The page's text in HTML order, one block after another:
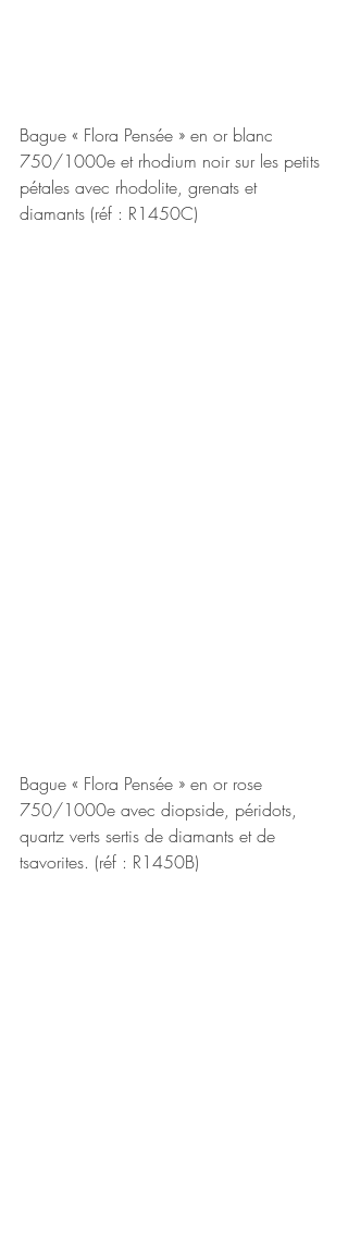
Bague « Flora Pensée » en or blanc
750/1000e et rhodium noir sur les petits
pétales avec rhodolite, grenats et
diamants (réf : R1450C)
Bague « Flora Pensée » en or rose
750/1000e avec diopside, péridots,
quartz verts sertis de diamants et de
tsavorites. (réf : R1450B)